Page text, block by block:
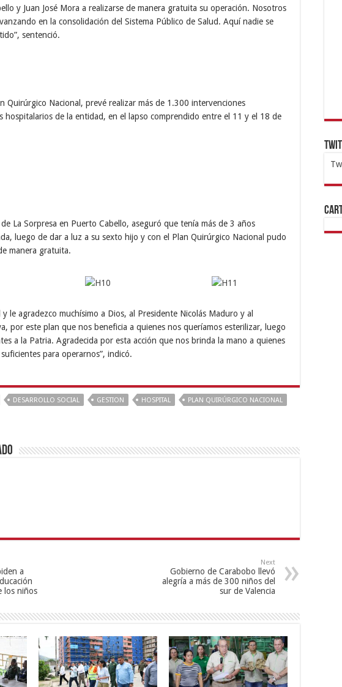
y Juan José Mora a realizarse de manera gratuita su operación. Nosotros
en la consolidación del Sistema Público de Salud. Aquí nadie se
sentenció.
Quirúrgico Nacional, prevé realizar más de 1.300 intervenciones
hospitalarios de la entidad, en el lapso comprendido entre el 11 y el 18 de
La Sorpresa en Puerto Cabello, aseguró que tenía más de 3 años
luego de dar a luz a su sexto hijo y con el Plan Quirúrgico Nacional pudo
manera gratuita.
le agradezco muchísimo a Dios, al Presidente Nicolás Maduro y al
por este plan que nos beneficia a quienes nos queríamos esterilizar, luego
a la Patria. Agradecida por esta acción que nos brinda la mano a quienes
para operarnos”, indicó.
DESARROLLO SOCIAL GESTION HOSPITAL
PLAN QUIRÚRGICO NACIONAL
a
los niños
Next
Gobierno de Carabobo llevó
alegría a más de 300 niños del
sur de Valencia